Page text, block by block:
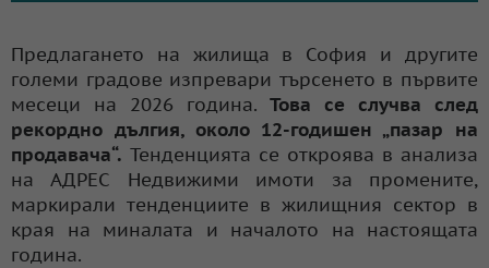
Предлагането на жилища в София и другите
големи градове изпревари търсенето в първите
месеци на 2026 година. Това се случва след
рекордно дългия, около 12-годишен „пазар на
продавача“. Тенденцията се откроява в анализа
на АДРЕС Недвижими имоти за промените,
маркирали тенденциите в жилищния сектор в
края на миналата и началото на настоящата
година.